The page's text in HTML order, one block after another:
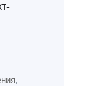
,